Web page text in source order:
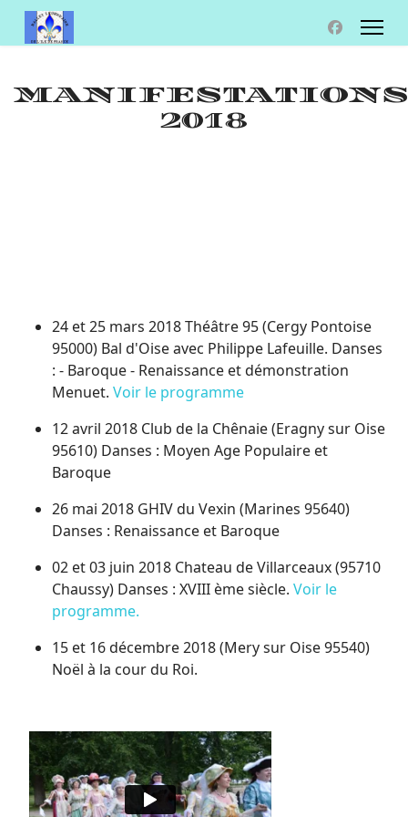
MANIFESTATIONS
2018
24 et 25 mars 2018 Théâtre 95 (Cergy Pontoise
95000) Bal d'Oise avec Philippe Lafeuille. Danses
: - Baroque - Renaissance et démonstration
Menuet. Voir le programme
12 avril 2018 Club de la Chênaie (Eragny sur Oise
95610) Danses : Moyen Age Populaire et
Baroque
26 mai 2018 GHIV du Vexin (Marines 95640)
Danses : Renaissance et Baroque
02 et 03 juin 2018 Chateau de Villarceaux (95710
Chaussy) Danses : XVIII ème siècle. Voir le
programme.
15 et 16 décembre 2018 (Mery sur Oise 95540)
Noël à la cour du Roi.